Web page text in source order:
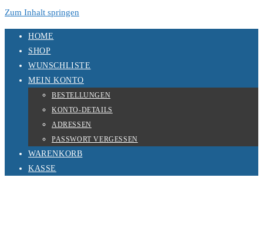
Zum Inhalt springen
HOME
SHOP
WUNSCHLISTE
MEIN KONTO
BESTELLUNGEN
KONTO-DETAILS
ADRESSEN
PASSWORT VERGESSEN
WARENKORB
KASSE